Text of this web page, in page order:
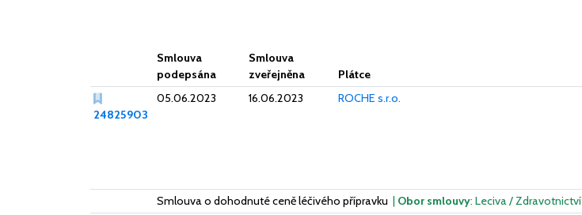
Smlouva
podepsána
Smlouva
zveřejněna
Plátce
24825903
05.06.2023 16.06.2023 ROCHE s.r.o.
Smlouva o dohodnuté ceně léčivého přípravku | Obor smlouvy: Leciva / Zdravotnictví